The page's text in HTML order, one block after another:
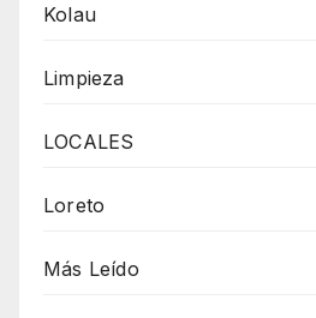
Kolau
Limpieza
LOCALES
Loreto
Más Leído